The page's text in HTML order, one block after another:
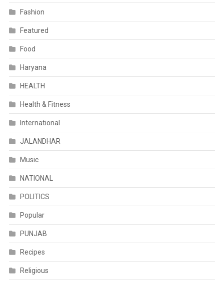
Fashion
Featured
Food
Haryana
HEALTH
Health & Fitness
International
JALANDHAR
Music
NATIONAL
POLITICS
Popular
PUNJAB
Recipes
Religious